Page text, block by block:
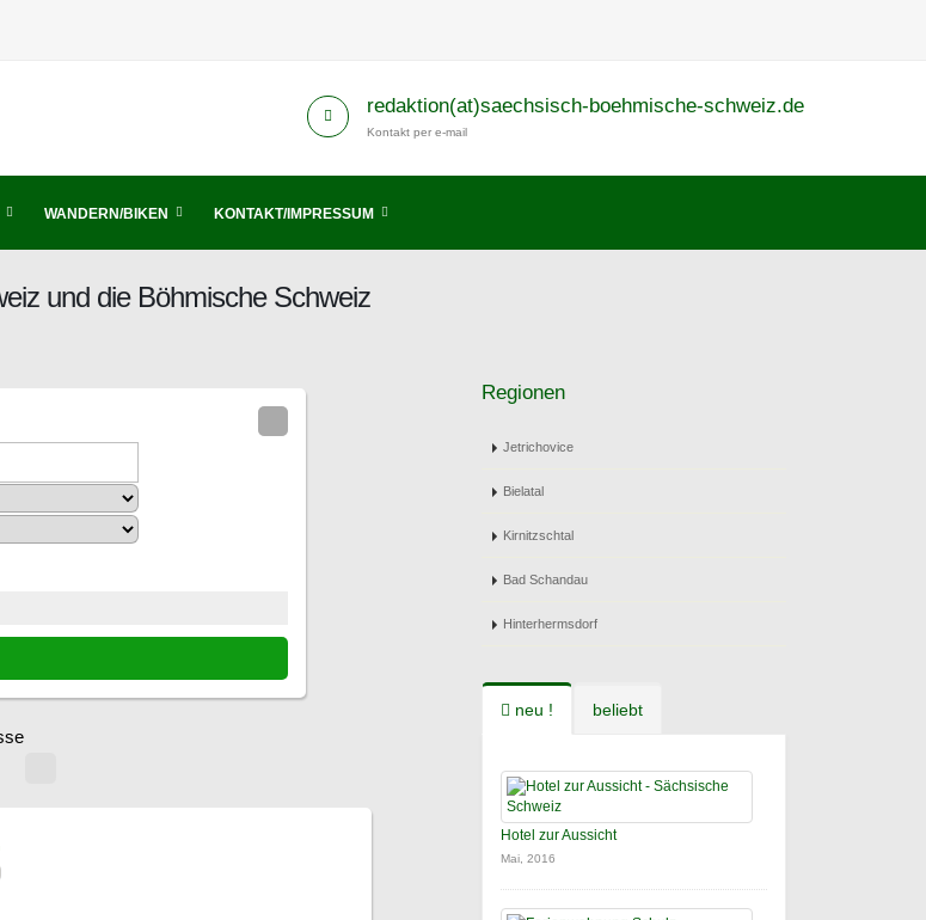
redaktion(at)saechsisch-boehmische-schweiz.de
Kontakt per e-mail
WANDERN/BIKEN KONTAKT/IMPRESSUM
und die Böhmische Schweiz
Regionen
Jetrichovice
Bielatal
Kirnitzschtal
Bad Schandau
Hinterhermsdorf
neu ! beliebt
Hotel zur Aussicht
Mai, 2016